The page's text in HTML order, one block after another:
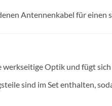
Antennenkabel für einen
werkseitige Optik und fügt
sind im Set enthalten,